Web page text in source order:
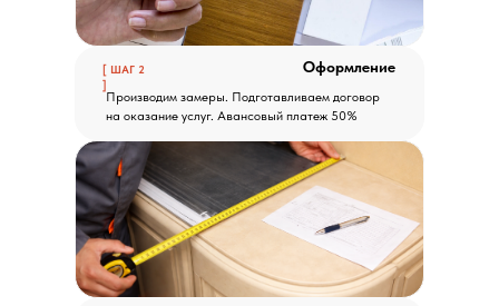
Производим замеры. Подготавливаем договор
на оказание услуг. Авансовый платеж 50%
[ ШАГ 2
]
Оформление